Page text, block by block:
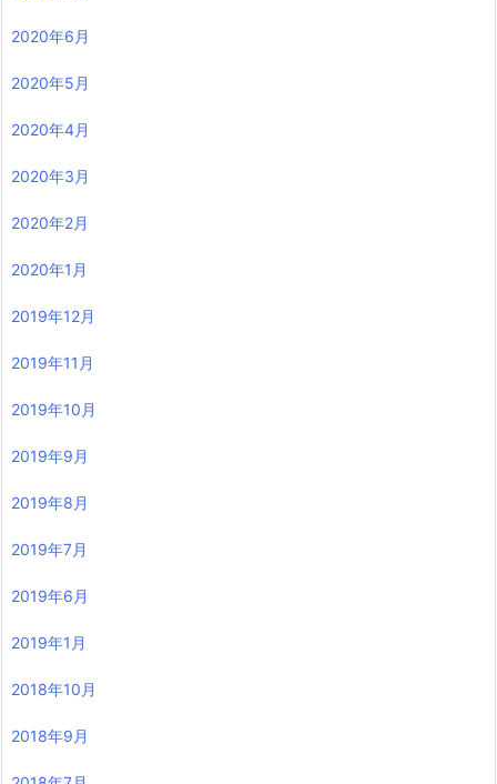
2020年6月
2020年5月
2020年4月
2020年3月
2020年2月
2020年1月
2019年12月
2019年11月
2019年10月
2019年9月
2019年8月
2019年7月
2019年6月
2019年1月
2018年10月
2018年9月